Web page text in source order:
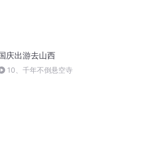
庆出游去山西
10、千年不倒悬空寺